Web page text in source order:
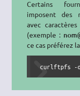
Certains
imposent des
avec
(exemple :
ce cas préférez
curlftpfs -o